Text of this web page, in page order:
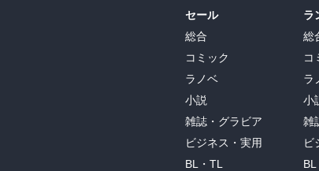
セール
総合
コミック
ラノベ
小説
雑誌・グラビア
ビジネス・実用
BL・TL
ラ
総
コ
ラ
小
雑
ビ
BL